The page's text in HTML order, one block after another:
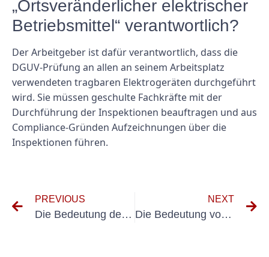
„Ortsveränderlicher elektrischer
Betriebsmittel“ verantwortlich?
Der Arbeitgeber ist dafür verantwortlich, dass die
DGUV-Prüfung an allen an seinem Arbeitsplatz
verwendeten tragbaren Elektrogeräten durchgeführt
wird. Sie müssen geschulte Fachkräfte mit der
Durchführung der Inspektionen beauftragen und aus
Compliance-Gründen Aufzeichnungen über die
Inspektionen führen.
PREVIOUS
Die Bedeutung der Wiederholungsprüfung gemäß VDE 0105 Teil 100 verstehen
NEXT
Die Bedeutung von Schulungen für die Prüfung elektrischer Anlagen